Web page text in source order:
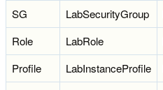
SG LabSecurityGroup
Role
LabRole
Profile
LabInstanceProfile